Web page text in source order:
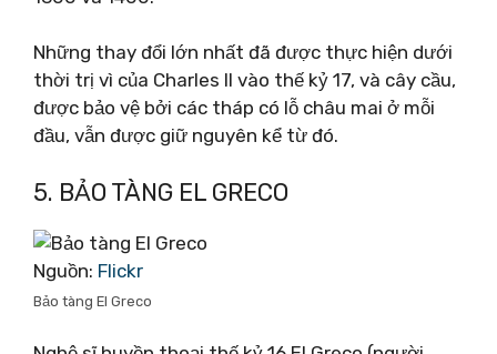
Những thay đổi lớn nhất đã được thực hiện dưới
thời trị vì của Charles II vào thế kỷ 17, và cây cầu,
được bảo vệ bởi các tháp có lỗ châu mai ở mỗi
đầu, vẫn được giữ nguyên kể từ đó.
5. BẢO TÀNG EL GRECO
Nguồn: Flickr
Bảo tàng El Greco